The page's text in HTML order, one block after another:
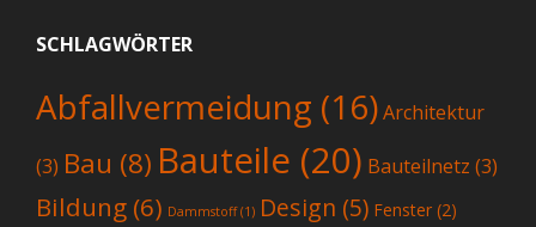
SCHLAGWÖRTER
Abfallvermeidung (16)Architektur
(3) Bau (8) Bauteile (20) Bauteilnetz (3)
Bildung (6) Dammstoff(1) Design (5) Fenster (2)